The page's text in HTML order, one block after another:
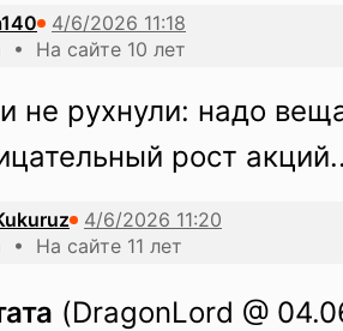
• На сайте 10 лет
не рухнули: надо
рост
• На сайте 11 лет
(DragonLord @